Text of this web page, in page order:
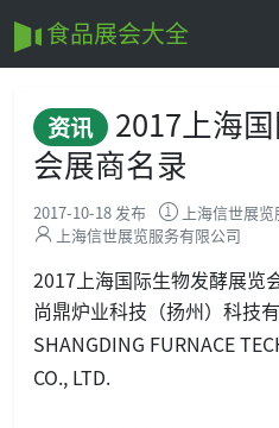
食品展会大全
资讯 2017上海
会展商名录
2017-10-18 发布
上海信世展
上海信世展览服务有限公司
2017上海国际生物发酵展览
尚鼎炉业科技（扬州）科技
SHANGDING FURNACE
CO., LTD.